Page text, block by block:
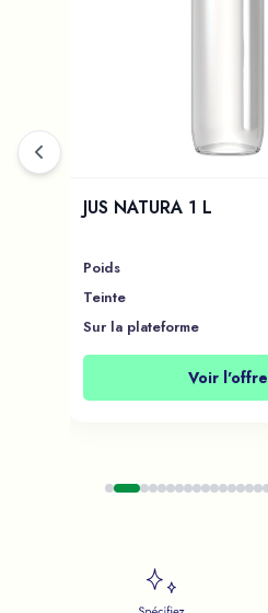
JUS NATURA 1 L
Poids
Teinte
Sur la plateforme
Voir l'offre